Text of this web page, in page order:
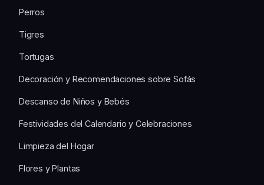
Perros
Tigres
Tortugas
Decoración y Recomendaciones sobre Sofás
Descanso de Niños y Bebés
Festividades del Calendario y Celebraciones
Limpieza del Hogar
Flores y Plantas